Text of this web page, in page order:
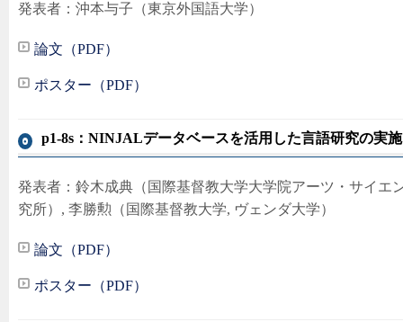
発表者：沖本与子（東京外国語大学）
論文（PDF）
ポスター（PDF）
p1-8s：NINJALデータベースを活用した言語研究の実
発表者：鈴木成典（国際基督教大学大学院アーツ・サイエ
究所）, 李勝勲（国際基督教大学, ヴェンダ大学）
論文（PDF）
ポスター（PDF）